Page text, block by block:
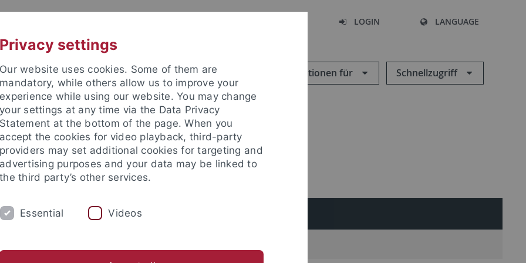
LOGIN LANGUAGE
Informationen für Schnellzugriff
Fakultät
Wirtschaftsdidaktik
FORSCHUNG KONTAKT
Privacy settings
Our website uses cookies. Some of them are
mandatory, while others allow us to improve your
experience while using our website. You may change
your settings at any time via the Data Privacy
Statement at the bottom of the page. When you
accept the cookies for video playback, third-party
providers may set additional cookies for targeting and
advertising purposes and your data may be linked to
the third party’s other services.
Essential Videos